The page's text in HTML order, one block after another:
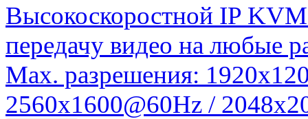
Высокоскоростной IP
передачу видео на любые
Max. разрешения:
2560x1600@60Hz /